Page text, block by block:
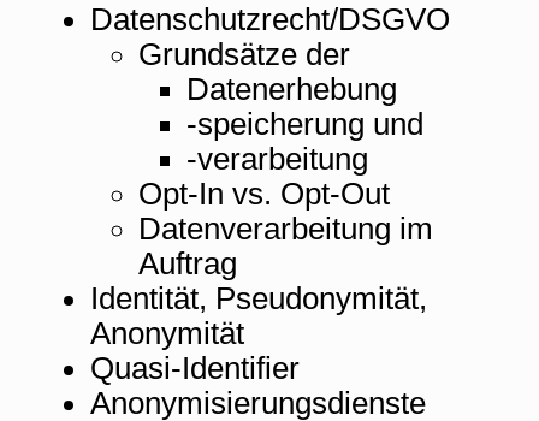
Datenschutzrecht/DSGVO
Grundsätze der
Datenerhebung
-speicherung und
-verarbeitung
Opt-In vs. Opt-Out
Datenverarbeitung im
Auftrag
Identität, Pseudonymität,
Anonymität
Quasi-Identifier
Anonymisierungsdienste